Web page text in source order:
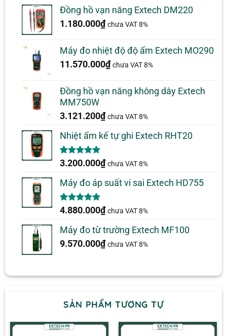
đánh giá
Đồng hồ vạn năng Extech DM220
1.180.000₫ chưa VAT 8%
Máy đo nhiệt độ độ ẩm Extech MO290
11.570.000₫ chưa VAT 8%
Đồng hồ vạn năng không dây Extech
MM750W
3.121.200₫ chưa VAT 8%
Nhiệt ẩm kế tự ghi Extech RHT20
5.00trên 5
2
đánh giá
3.200.000₫ chưa VAT 8%
Máy đo áp suất vi sai Extech HD755
5.00trên 5
1
đánh giá
4.880.000₫ chưa VAT 8%
Máy đo từ trường Extech MF100
9.570.000₫ chưa VAT 8%
SẢN PHẨM TƯƠNG TỰ